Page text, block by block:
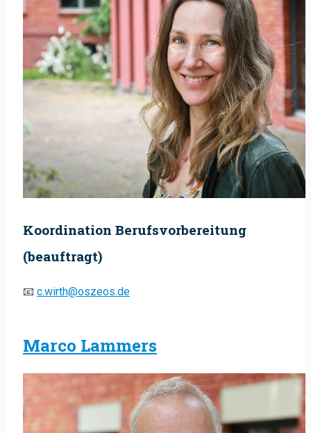
Koordination Berufsvorbereitung
(beauftragt)
📧 c.wirth@oszeos.de
Marco Lammers